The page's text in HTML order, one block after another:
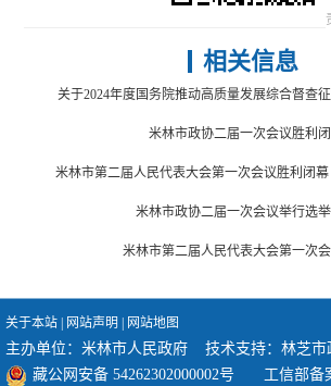
相关信息
关于2024年度国务院推动高质量发展综合督查
米林市政协二届一次会议胜利
米林市第二届人民代表大会第一次会议胜利闭
米林市政协二届一次会议举行选
米林市第二届人民代表大会第一次
关于本站 | 网站声明 | 网站地图
主办单位：米林市人民政府 技术支持：林芝市
藏公网安备 54262302000002号
工信部备